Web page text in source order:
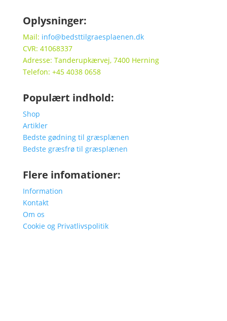
Oplysninger:
Mail: info@bedsttilgraesplaenen.dk
CVR: 41068337
Adresse: Tanderupkærvej, 7400 Herning
Telefon: +45 4038 0658
Populært indhold:
Shop
Artikler
Bedste gødning til græsplænen
Bedste græsfrø til græsplænen
Flere infomationer:
Information
Kontakt
Om os
Cookie og Privatlivspolitik